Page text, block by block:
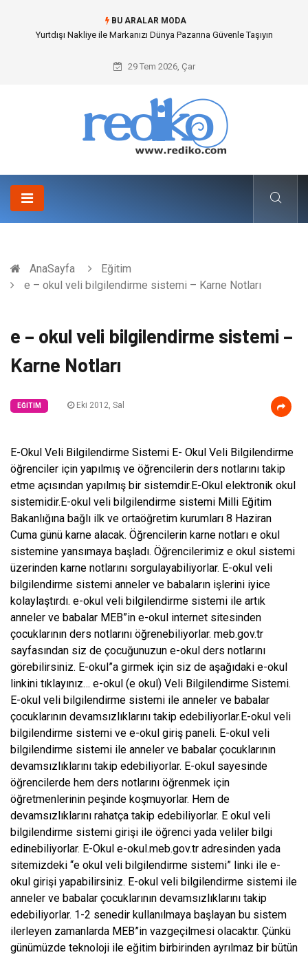
BU ARALAR MODA
Yurtdışı Nakliye ile Markanızı Dünya Pazarına Güvenle Taşıyın
29 Tem 2026, Çar
AnaSayfa
Eğitim
e – okul veli bilgilendirme sistemi – Karne Notları
e – okul veli bilgilendirme sistemi –
Karne Notları
EĞITIM Eki 2012, Sal
E-Okul Veli Bilgilendirme Sistemi E- Okul Veli Bilgilendirme
öğrenciler için yapılmış ve öğrencilerin ders notlarını takip
etme açısından yapılmış bir sistemdir.E-Okul elektronik okul
sistemidir.E-okul veli bilgilendirme sistemi Milli Eğitim
Bakanlığına bağlı ilk ve ortaöğretim kurumları 8 Haziran
Cuma günü karne alacak. Öğrencilerin karne notları e okul
sistemine yansımaya başladı. Öğrencilerimiz e okul sistemi
üzerinden karne notlarını sorgulayabiliyorlar. E-okul veli
bilgilendirme sistemi anneler ve babaların işlerini iyice
kolaylaştırdı. e-okul veli bilgilendirme sistemi ile artık
anneler ve babalar MEB”in e-okul internet sitesinden
çocuklarının ders notlarını öğrenebiliyorlar. meb.gov.tr
sayfasından siz de çocuğunuzun e-okul ders notlarını
görebilirsiniz. E-okul”a girmek için siz de aşağıdaki e-okul
linkini tıklayınız… e-okul (e okul) Veli Bilgilendirme Sistemi.
E-okul veli bilgilendirme sistemi ile anneler ve babalar
çocuklarının devamsızlıklarını takip edebiliyorlar.E-okul veli
bilgilendirme sistemi ve e-okul giriş paneli. E-okul veli
bilgilendirme sistemi ile anneler ve babalar çocuklarının
devamsızlıklarını takip edebiliyorlar. E-okul sayesinde
öğrencilerde hem ders notlarını öğrenmek için
öğretmenlerinin peşinde koşmuyorlar. Hem de
devamsızlıklarını rahatça takip edebiliyorlar. E okul veli
bilgilendirme sistemi girişi ile öğrenci yada veliler bilgi
edinebiliyorlar. E-Okul e-okul.meb.gov.tr adresinden yada
sitemizdeki “e okul veli bilgilendirme sistemi” linki ile e-
okul girişi yapabilirsiniz. E-okul veli bilgilendirme sistemi ile
anneler ve babalar çocuklarının devamsızlıklarını takip
edebiliyorlar. 1-2 senedir kullanılmaya başlayan bu sistem
ilerleyen zamanlarda MEB”in vazgeçilmesi olacaktır. Çünkü
günümüzde teknoloji ile eğitim birbirinden ayrılmaz bir bütün